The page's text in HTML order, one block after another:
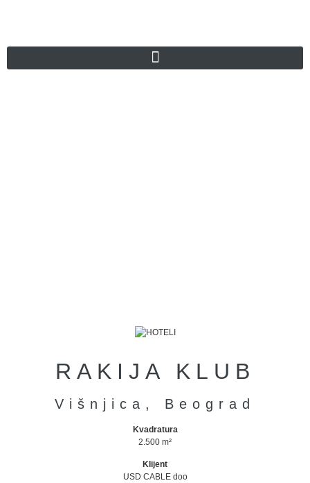
RAKIJA KLUB
Višnjica, Beograd
Kvadratura
2.500 m²
Klijent
USD CABLE doo